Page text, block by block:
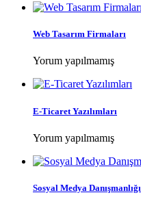
Web Tasarım Firmaları
Yorum yapılmamış
E-Ticaret Yazılımları
Yorum yapılmamış
Sosyal Medya Danışmanlığı